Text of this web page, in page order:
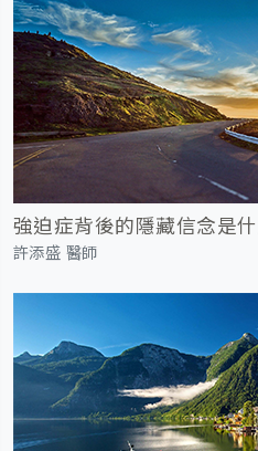
強迫症背後的隱藏信念是什
許添盛 醫師